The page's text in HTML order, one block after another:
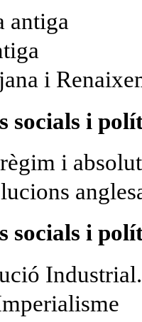
antiga
i
socials i
i
socials i